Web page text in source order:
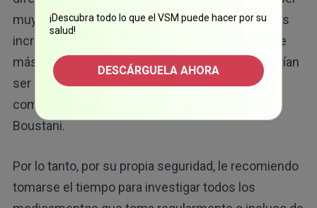
muy difícil identificarlos, lo que en muchos casos
incrementa la probabilidad del uso simultáneo de
más de un anticolinérgico. El resultado final podrían
ser síntomas severos similares a la demencia,
como los experimentados por la paciente de
Boustani.
Por lo tanto, por su propia seguridad, le recomiendo
tomarse el tiempo para investigar todos los
¡Descubra todo lo que el VSM puede hacer por su
salud!
DESCÁRGUELA AHORA